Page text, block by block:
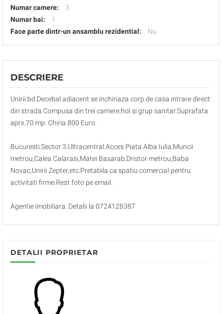
Numar camere:
3
Numar bai:
1
Face parte dintr-un ansamblu rezidential:
Nu
DESCRIERE
Unirii bd.Decebal adiacent se inchiriaza corp de casa intrare direct
din strada.Compusa din trei camere,hol si grup sanitar.Suprafata
aprx.70 mp. Chiria 800 Euro.
Bucuresti.Sector 3.Ultracentral.Acces Piata Alba Iulia,Muncii
metrou,Calea Calarasi,Matei Basarab,Dristor metrou,Baba
Novac,Unirii Zepter,etc.Pretabila ca spatiu comercial pentru
activitati firme.Rest foto pe email.
Agentie imobiliara. Detalii la 0724128387
DETALII PROPRIETAR